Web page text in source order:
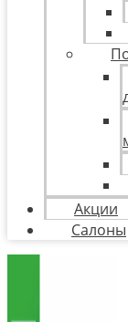
Акции
Салоны